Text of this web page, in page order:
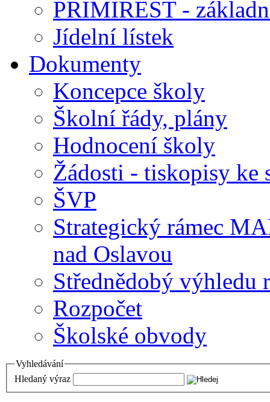
PRIMIREST -
Jídelní lístek
Dokumenty
Koncepce školy
Školní řády, plány
Hodnocení školy
Žádosti - tiskopisy ke
ŠVP
Strategický rámec
nad Oslavou
Střednědobý výhledu
Rozpočet
Školské obvody
Vyhledávání
Hledaný výraz